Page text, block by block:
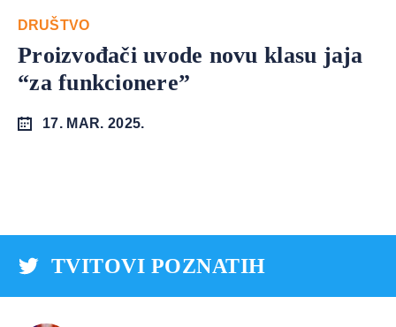
DRUŠTVO
Proizvođači uvode novu klasu jaja
“za funkcionere”
17. MAR. 2025.
TVITOVI POZNATIH